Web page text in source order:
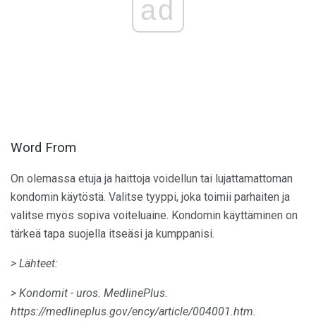
ad
Word From
On olemassa etuja ja haittoja voidellun tai lujattamattoman
kondomin käytöstä. Valitse tyyppi, joka toimii parhaiten ja
valitse myös sopiva voiteluaine. Kondomin käyttäminen on
tärkeä tapa suojella itseäsi ja kumppanisi.
> Lähteet:
> Kondomit - uros. MedlinePlus.
https://medlineplus.gov/ency/article/004001.htm.